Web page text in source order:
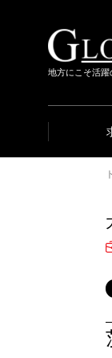
地方にこそ活躍